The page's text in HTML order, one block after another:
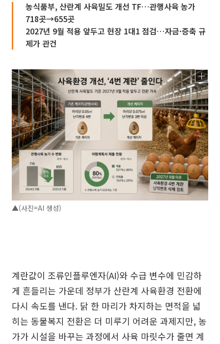
농식품부, 산란계 사육밀도 개선 TF…관행사육 농가
718곳→655곳
2027년 9월 적용 앞두고 현장 1대1 점검…자금·증축 규
제가 관건
▲(사진=AI 생성)
계란값이 조류인플루엔자(AI)와 수급 변수에 민감하
게 흔들리는 가운데 정부가 산란계 사육환경 전환에
다시 속도를 낸다. 닭 한 마리가 차지하는 면적을 넓
히는 동물복지 전환은 더 미루기 어려운 과제지만, 농
가가 시설을 바꾸는 과정에서 사육 마릿수가 줄면 계